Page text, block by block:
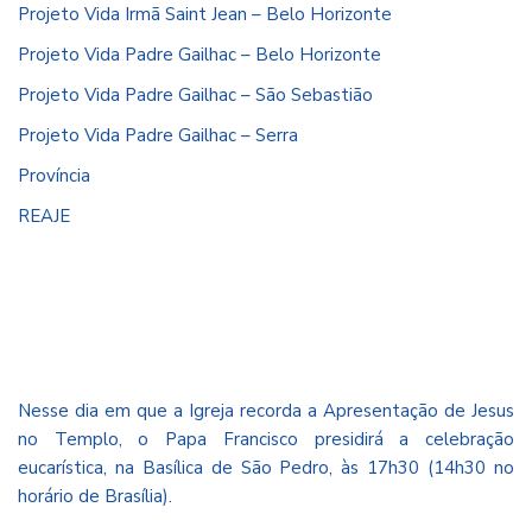
Projeto Vida Irmã Saint Jean – Belo Horizonte
Projeto Vida Padre Gailhac – Belo Horizonte
Projeto Vida Padre Gailhac – São Sebastião
Projeto Vida Padre Gailhac – Serra
Província
REAJE
Nesse dia em que a Igreja recorda a Apresentação de Jesus
no Templo, o Papa Francisco presidirá a celebração
eucarística, na Basílica de São Pedro, às 17h30 (14h30 no
horário de Brasília).